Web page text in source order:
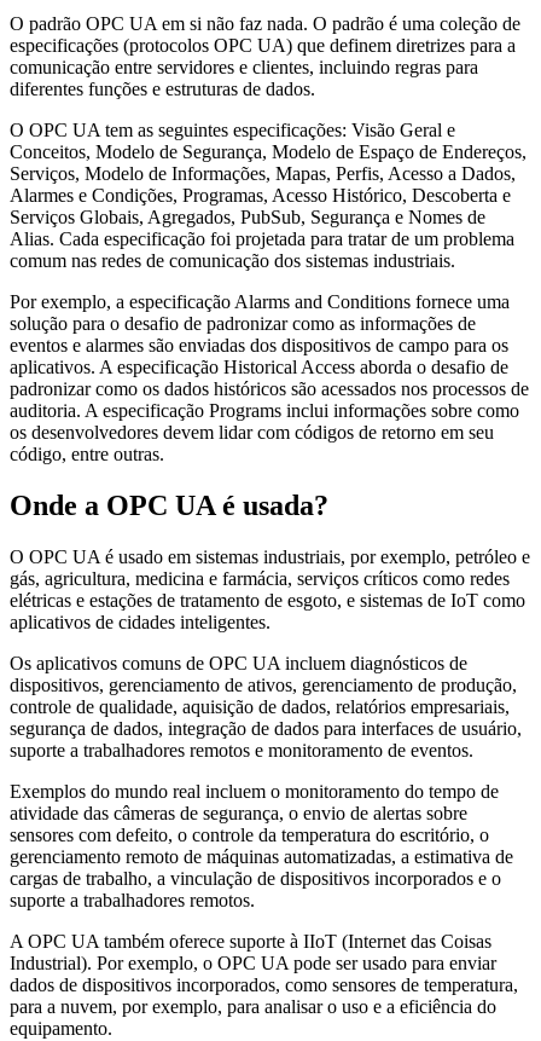
O padrão OPC UA em si não faz nada. O padrão é uma coleção de
especificações (protocolos OPC UA) que definem diretrizes para a
comunicação entre servidores e clientes, incluindo regras para
diferentes funções e estruturas de dados.
O OPC UA tem as seguintes especificações: Visão Geral e
Conceitos, Modelo de Segurança, Modelo de Espaço de Endereços,
Serviços, Modelo de Informações, Mapas, Perfis, Acesso a Dados,
Alarmes e Condições, Programas, Acesso Histórico, Descoberta e
Serviços Globais, Agregados, PubSub, Segurança e Nomes de
Alias. Cada especificação foi projetada para tratar de um problema
comum nas redes de comunicação dos sistemas industriais.
Por exemplo, a especificação Alarms and Conditions fornece uma
solução para o desafio de padronizar como as informações de
eventos e alarmes são enviadas dos dispositivos de campo para os
aplicativos. A especificação Historical Access aborda o desafio de
padronizar como os dados históricos são acessados nos processos de
auditoria. A especificação Programs inclui informações sobre como
os desenvolvedores devem lidar com códigos de retorno em seu
código, entre outras.
Onde a OPC UA é usada?
O OPC UA é usado em sistemas industriais, por exemplo, petróleo e
gás, agricultura, medicina e farmácia, serviços críticos como redes
elétricas e estações de tratamento de esgoto, e sistemas de IoT como
aplicativos de cidades inteligentes.
Os aplicativos comuns de OPC UA incluem diagnósticos de
dispositivos, gerenciamento de ativos, gerenciamento de produção,
controle de qualidade, aquisição de dados, relatórios empresariais,
segurança de dados, integração de dados para interfaces de usuário,
suporte a trabalhadores remotos e monitoramento de eventos.
Exemplos do mundo real incluem o monitoramento do tempo de
atividade das câmeras de segurança, o envio de alertas sobre
sensores com defeito, o controle da temperatura do escritório, o
gerenciamento remoto de máquinas automatizadas, a estimativa de
cargas de trabalho, a vinculação de dispositivos incorporados e o
suporte a trabalhadores remotos.
A OPC UA também oferece suporte à IIoT (Internet das Coisas
Industrial). Por exemplo, o OPC UA pode ser usado para enviar
dados de dispositivos incorporados, como sensores de temperatura,
para a nuvem, por exemplo, para analisar o uso e a eficiência do
equipamento.